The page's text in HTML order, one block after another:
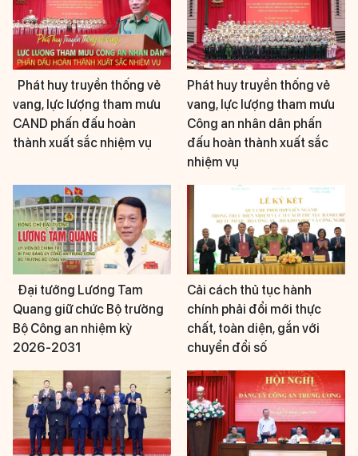
Phát huy truyền thống vẻ
vang, lực lượng tham mưu
CAND phấn đấu hoàn
thành xuất sắc nhiệm vụ
Phát huy truyền thống vẻ
vang, lực lượng tham mưu
Công an nhân dân phấn
đấu hoàn thành xuất sắc
nhiệm vụ
Đại tướng Lương Tam
Quang giữ chức Bộ trưởng
Bộ Công an nhiệm kỳ
2026-2031
Cải cách thủ tục hành
chính phải đổi mới thực
chất, toàn diện, gắn với
chuyển đổi số